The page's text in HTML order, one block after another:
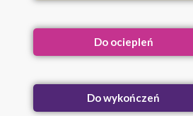
Do ociepleń
Do wykończeń